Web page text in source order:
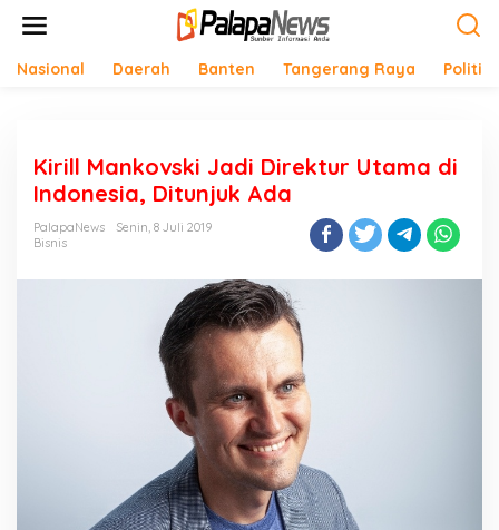
Nasional Daerah Banten Tangerang Raya Politik
Kirill Mankovski Jadi Direktur Utama di
Indonesia, Ditunjuk Ada
PalapaNews
Senin, 8 Juli 2019
Bisnis